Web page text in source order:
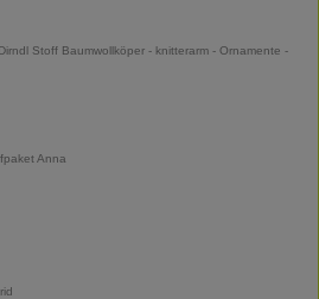
Stoff Baumwollköper - knitterarm - Ornamente -
Anna